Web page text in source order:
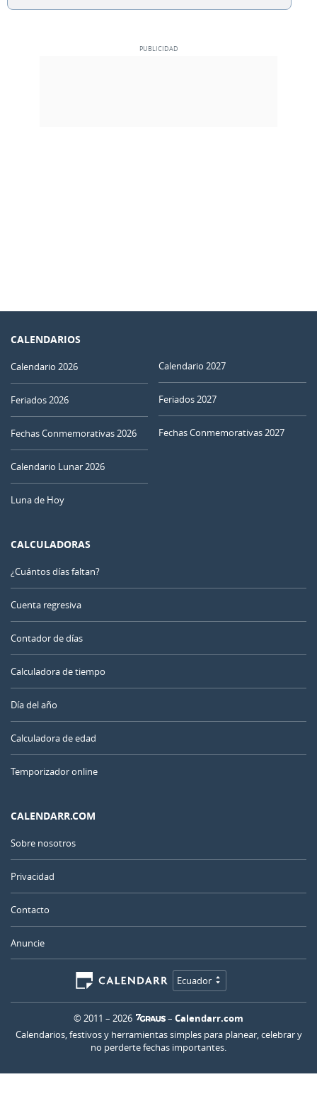
CALENDARIOS
Calendario 2026
Feriados 2026
Fechas Conmemorativas 2026
Calendario Lunar 2026
Luna de Hoy
Calendario 2027
Feriados 2027
Fechas Conmemorativas 2027
CALCULADORAS
¿Cuántos días faltan?
Cuenta regresiva
Contador de días
Calculadora de tiempo
Día del año
Calculadora de edad
Temporizador online
CALENDARR.COM
Sobre nosotros
Privacidad
Contacto
Anuncie
Ecuador
© 2011 – 2026 – Calendarr.com
Calendarios, festivos y herramientas simples para planear, celebrar y
no perderte fechas importantes.